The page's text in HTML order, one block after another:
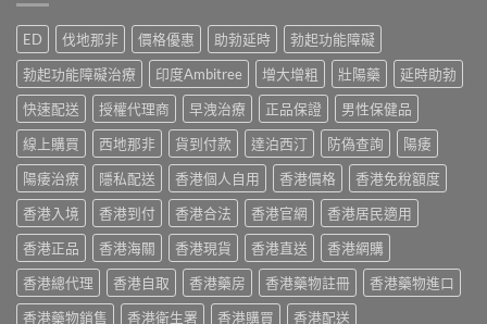
南〉
中
用
心
得
與
購
買
建
議〉
中
香
港
用
家
必
讀
用
法
用
量
完
整
教
學〉
中
用
安
全
嗎？
香
港
用
家
真
實
服
用
經
驗
與
安
ED 伐地那非 價格優惠 助勃延時
勃起功能障礙
勃起功能障礙治療
印度Ambitree 增大增粗 壯陽藥
延時助勃
快速配送
授權代理商 早洩治療 正品保證
男性保健品
線上購買
西地那非 貨到付款 達泊西汀 防偽查詢
陽痿
陽痿治療
隱私配送 香港個人自用 香港價格
香港免稅額度
香港入境
香港到付 香港合法 香港官網
香港居民適用
香港正品
香港海關 香港現貨 香港直送
香港網購
香港總代理
香港自取 香港藥房 香港藥物註冊
香港藥物進口
香港藥物銷售
香港衛生署 香港購買 香港配送